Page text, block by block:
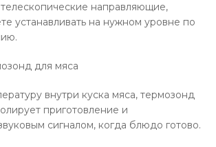
направляющие,
устанавливать на нужном уровне по
для мяса
внутри куска мяса, термозонд
приготовление и
сигналом, когда блюдо готово.